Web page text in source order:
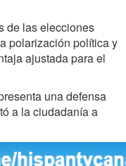
de las elecciones
polarización política y
ajustada para el
una defensa
a la ciudadanía a